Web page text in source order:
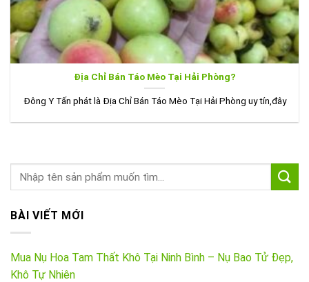
Địa Chỉ Bán Táo Mèo Tại Hải Phòng?
Đông Y Tấn phát là Địa Chỉ Bán Táo Mèo Tại Hải Phòng uy tín,đây
BÀI VIẾT MỚI
Mua Nụ Hoa Tam Thất Khô Tại Ninh Bình – Nụ Bao Tử Đẹp,
Khô Tự Nhiên